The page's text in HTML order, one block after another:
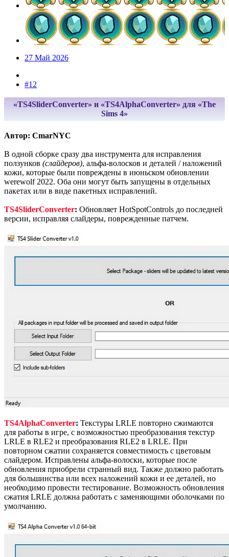
27 Май 2026
#12
«TS4SliderConverter» и «TS4AlphaConverter» для «The
Sims 4»
Автор: CmarNYC
В одной сборке сразу два инструмента для исправления
ползунков (слайдеров), альфа-волосков и деталей / наложений
кожи, которые были повреждены в июньском обновлении
werewolf 2022. Оба они могут быть запущены в отдельных
пакетах или в виде пакетных исправлений.
TS4SliderConverter: Обновляет HotSpotControls до последней
версии, исправляя слайдеры, поврежденные патчем.
TS4AlphaConverter: Текстуры LRLE повторно сжимаются
для работы в игре, с возможностью преобразования текстур
LRLE в RLE2 и преобразования RLE2 в LRLE. При
повторном сжатии сохраняется совместимость с цветовым
слайдером. Исправлены альфа-волоски, которые после
обновления приобрели странный вид. Также должно работать
для большинства или всех наложений кожи и ее деталей, но
необходимо провести тестирование. Возможность обновления
сжатия LRLE должна работать с заменяющими оболочками по
умолчанию.